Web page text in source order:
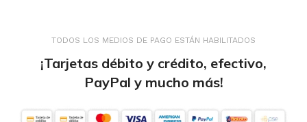
TODOS LOS MEDIOS DE PAGO ESTÁN HABILITADOS
¡Tarjetas débito y crédito, efectivo,
PayPal y mucho más!